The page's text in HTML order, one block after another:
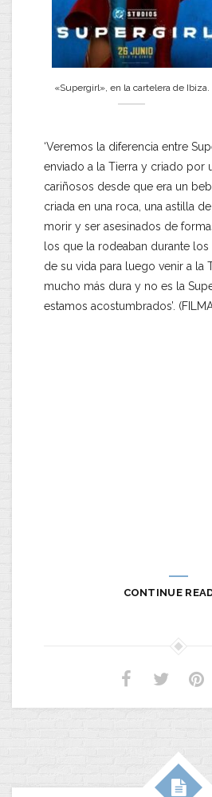
«Supergirl», en la cartelera de Ibiza.
‘Veremos la diferencia entre
enviado a la Tierra y criado por
cariñosos desde que era un
criada en una roca, una astilla
morir y ser asesinados de
los que la rodeaban durante
de su vida para luego venir a la
mucho más dura y no es la
estamos acostumbrados’.
CONTINUE